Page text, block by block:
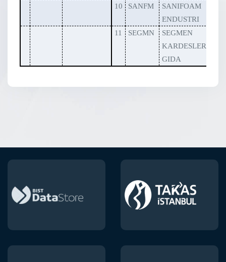
10
SANFM
SANIFOAM
ENDUSTRI
11
SEGMN
SEGMEN
KARDESLER
GIDA